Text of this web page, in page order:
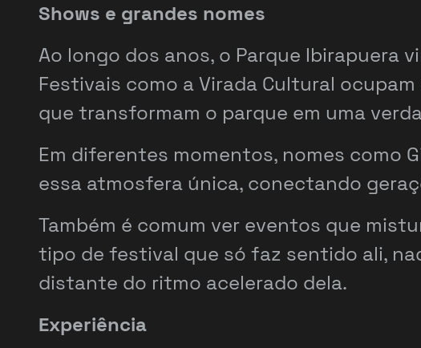
Shows e grandes nomes
Ao longo dos anos, o Parque Ibirapuera
Festivais como a Virada Cultural
que transformam o parque em uma
Em diferentes momentos, nomes como
essa atmosfera única, conectando
Também é comum ver eventos que
tipo de festival que só faz sentido ali,
distante do ritmo acelerado dela.
Experiência